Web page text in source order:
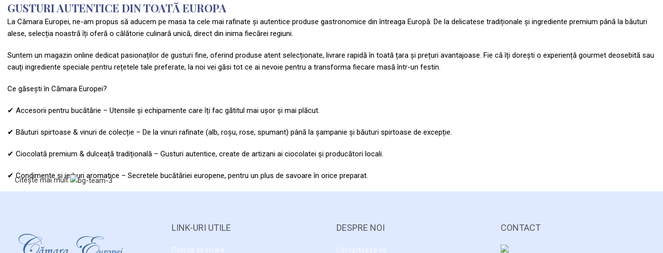
GUSTURI AUTENTICE DIN TOATĂ EUROPA​
La Cămara Europei, ne-am propus să aducem pe masa ta cele mai rafinate și autentice produse gastronomice din întreaga Europă. De la delicatese tradiționale și ingrediente premium până la băuturi
alese, selecția noastră îți oferă o călătorie culinară unică, direct din inima fiecărei regiuni.
Suntem un magazin online dedicat pasionaților de gusturi fine, oferind produse atent selecționate, livrare rapidă în toată țara și prețuri avantajoase. Fie că îți dorești o experiență gourmet deosebită sau
cauți ingrediente speciale pentru rețetele tale preferate, la noi vei găsi tot ce ai nevoie pentru a transforma fiecare masă într-un festin.
Ce găsești în Cămara Europei?
✔ Accesorii pentru bucătărie – Utensile și echipamente care îți fac gătitul mai ușor și mai plăcut.
✔ Băuturi spirtoase & vinuri de colecție – De la vinuri rafinate (alb, roșu, rose, spumant) până la șampanie și băuturi spirtoase de excepție.
✔ Ciocolată premium & dulceață tradițională – Gusturi autentice, create de artizani ai ciocolatei și producători locali.
✔ Condimente și ierburi aromatice – Secretele bucătăriei europene, pentru un plus de savoare în orice preparat.
✔ Paste artizanale italiene & sos de roșii tradițional – Pasiunea Italiei într-o selecție exclusivă de produse autentice.
Citește mai mult
LINK-URI UTILE
Politica de livrare
DESPRE NOI
Contacteaza-ne
CONTACT